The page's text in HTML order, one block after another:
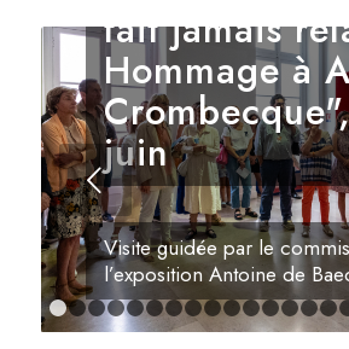
fait jamais
Hommage à
juin
Visite guidée par le
l’exposition Antoine de
Suivant
1 2 3 4 5 6 7 8 9